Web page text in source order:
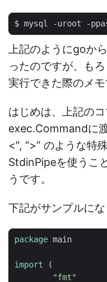
上記のようにgoか
ったのですが、も
実行できた際のメモ
はじめは、上記のコ
exec.Commandに
<", “>” のような特
StdinPipeを使うこ
うです。
下記がサンプルにな
package main
import
(
"fmt"